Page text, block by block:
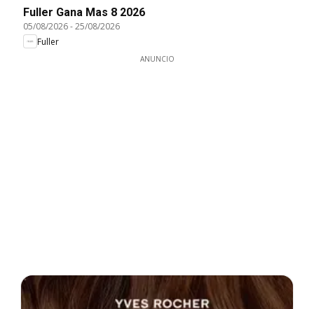
Fuller Gana Mas 8 2026
05/08/2026-25/08/2026
Fuller
ANUNCIO